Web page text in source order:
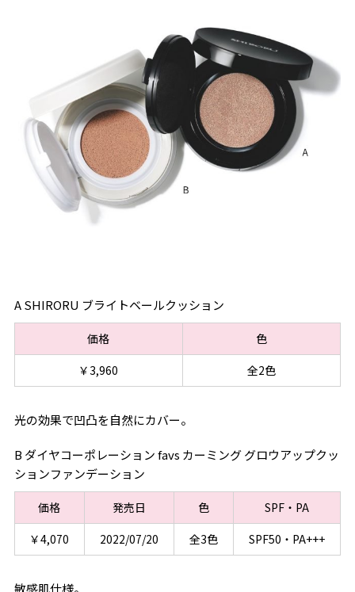
A SHIRORU ブライトベールクッション
価格
色
￥3,960
全2色
光の効果で凹凸を自然にカバー。
B ダイヤコーポレーション favs カーミング グロウアップクッ
ションファンデーション
価格 発売日 色
SPF・PA
￥4,070
2022/07/20 全3色 SPF50・PA+++
敏感肌仕様。